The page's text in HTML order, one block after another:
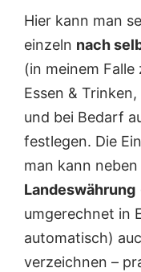
Hier kann man
einzeln nach
(in meinem
Essen &
und bei Bedarf
festlegen. Die
man kann
Landeswährung
umgerechnet in
automatisch)
verzeichnen –